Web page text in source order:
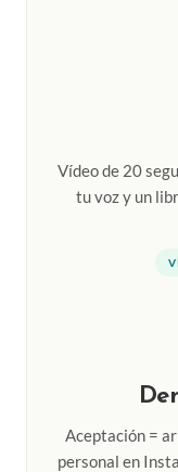
Vídeo de 20
tu voz y un
Aceptación =
personal en